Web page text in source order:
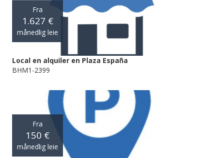
Fra
1.627 €
månedlig leie
Local en alquiler en Plaza España
BHM1-2399
Fra
150 €
månedlig leie